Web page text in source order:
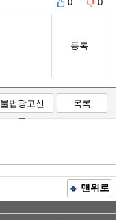
0 0
등록
불법광고신
고
목록
맨위로